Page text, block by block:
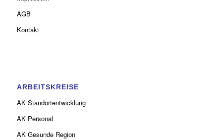
AGB
Kontakt
ARBEITSKREISE
AK Standortentwicklung
AK Personal
AK Gesunde Region